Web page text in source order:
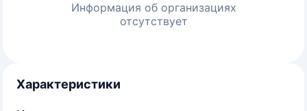
Информация об организациях
отсутствует
Характеристики